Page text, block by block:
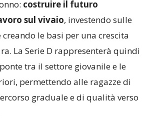
costruire il futuro
le basi per una crescita
La Serie D rappresenterà quindi
tra il settore giovanile e le
permettendo alle ragazze di
graduale e di qualità verso